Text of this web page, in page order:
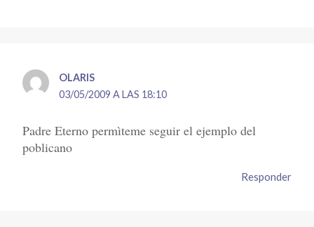
OLARIS
03/05/2009 A LAS 18:10
Padre Eterno permìteme seguir el ejemplo del
poblicano
Responder